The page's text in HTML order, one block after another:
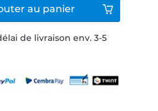
de livraison env. 3-5
au panier